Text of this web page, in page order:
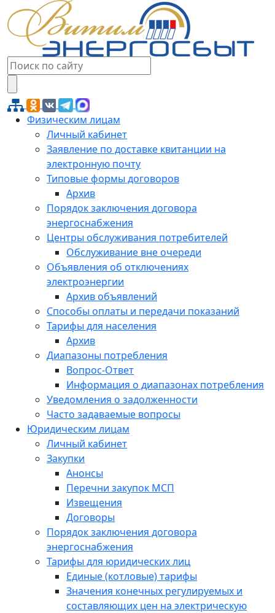
Физическим лицам
Личный кабинет
Заявление по доставке квитанции на
электронную почту
Типовые формы договоров
Архив
Порядок заключения договора
энергоснабжения
Центры обслуживания потребителей
Обслуживание вне очереди
Объявления об отключениях
электроэнергии
Архив объявлений
Способы оплаты и передачи показаний
Тарифы для населения
Архив
Диапазоны потребления
Вопрос-Ответ
Информация о диапазонах потребления
Уведомления о задолженности
Часто задаваемые вопросы
Юридическим лицам
Личный кабинет
Закупки
Анонсы
Перечни закупок МСП
Извещения
Договоры
Порядок заключения договора
энергоснабжения
Тарифы для юридических лиц
Единые (котловые) тарифы
Значения конечных регулируемых и
составляющих цен на электрическую